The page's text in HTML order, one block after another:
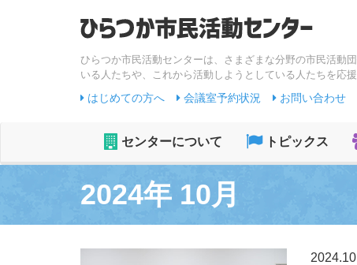
ひらつか市民活動センターは、さまざまな分野の市民活動
いる人たちや、これから活動しようとしている人たちを応援
はじめての方へ 会議室予約状況 お問い合わせ
センターについて トピックス
2024年 10月